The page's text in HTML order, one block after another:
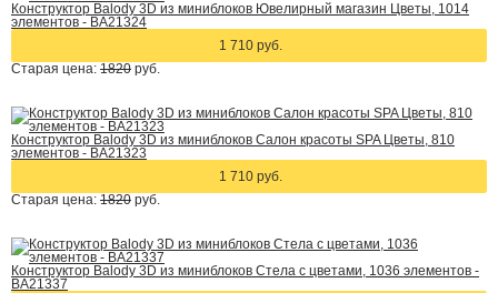
Конструктор Balody 3D из миниблоков Ювелирный магазин Цветы, 1014
элементов - BA21324
1 710 руб.
Старая цена: 1820 руб.
Конструктор Balody 3D из миниблоков Салон красоты SPA Цветы, 810
элементов - BA21323
1 710 руб.
Старая цена: 1820 руб.
Конструктор Balody 3D из миниблоков Стела с цветами, 1036 элементов -
BA21337